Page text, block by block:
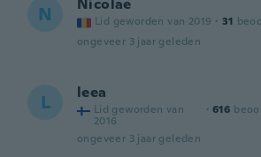
N Nicolae
Lid geworden van 2019 · 31
ongeveer 3 jaar geleden
L leea
Lid geworden van
2016
· 616
ongeveer 3 jaar geleden